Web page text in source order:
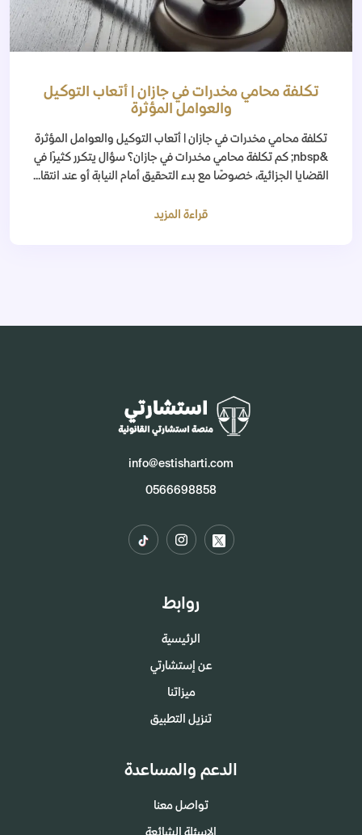
تكلفة محامي مخدرات في جازان | أتعاب التوكيل
والعوامل المؤثرة
تكلفة محامي مخدرات في جازان | أتعاب التوكيل والعوامل المؤثرة
&nbsp; كم تكلفة محامي مخدرات في جازان؟ سؤال يتكرر كثيرًا في
القضايا الجزائية، خصوصًا مع بدء التحقيق أمام النيابة أو عند انتقا...
قراءة المزيد
info@estisharti.com
0566698858
روابط
الرئيسية
عن إستشارتي
ميزاتنا
تنزيل التطبيق
الدعم والمساعدة
تواصل معنا